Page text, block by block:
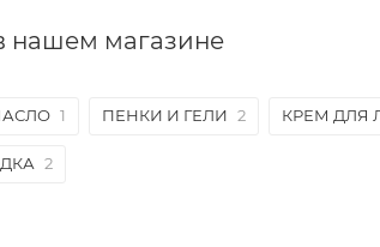
нашем магазине
1 ПЕНКИ И ГЕЛИ 2 КРЕМ ДЛЯ
2